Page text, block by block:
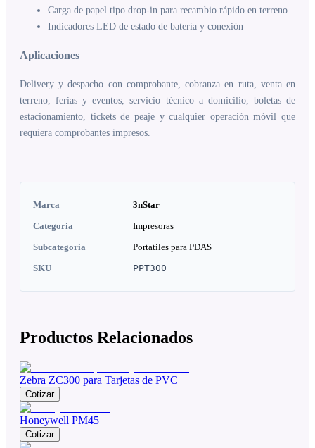
Carga de papel tipo drop-in para recambio rápido en terreno
Indicadores LED de estado de batería y conexión
Aplicaciones
Delivery y despacho con comprobante, cobranza en ruta, venta en
terreno, ferias y eventos, servicio técnico a domicilio, boletas de
estacionamiento, tickets de peaje y cualquier operación móvil que
requiera comprobantes impresos.
Marca
3nStar
Categoria
Impresoras
Subcategoria
Portatiles para PDAS
SKU
PPT300
Productos Relacionados
Zebra ZC300 para Tarjetas de PVC
Cotizar
Honeywell PM45
Cotizar